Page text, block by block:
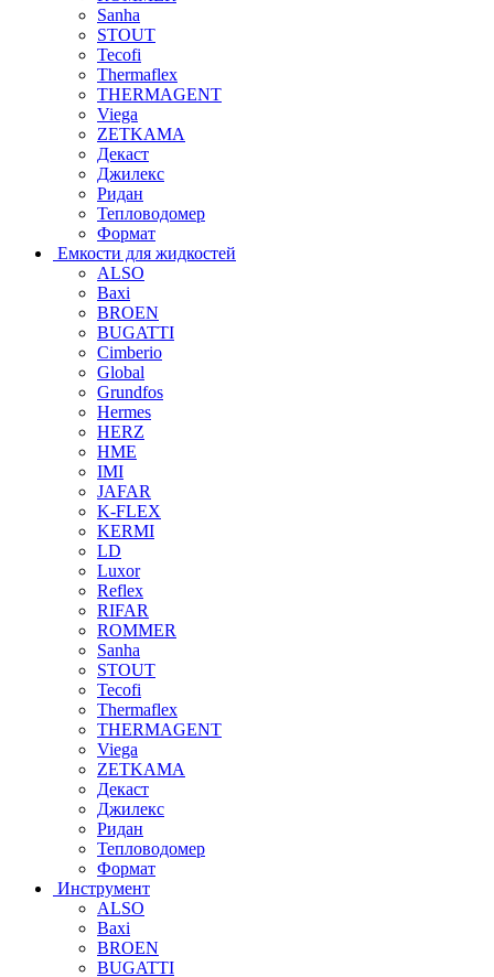
Sanha
STOUT
Tecofi
Thermaflex
THERMAGENT
Viega
ZETKAMA
Декаст
Джилекс
Ридан
Тепловодомер
Формат
Емкости для жидкостей
ALSO
Baxi
BROEN
BUGATTI
Cimberio
Global
Grundfos
Hermes
HERZ
HME
IMI
JAFAR
K-FLEX
KERMI
LD
Luxor
Reflex
RIFAR
ROMMER
Sanha
STOUT
Tecofi
Thermaflex
THERMAGENT
Viega
ZETKAMA
Декаст
Джилекс
Ридан
Тепловодомер
Формат
Инструмент
ALSO
Baxi
BROEN
BUGATTI